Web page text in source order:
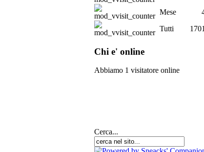
Mese
Tutti
Chi e' online
Abbiamo 1 visitatore online
Cerca...